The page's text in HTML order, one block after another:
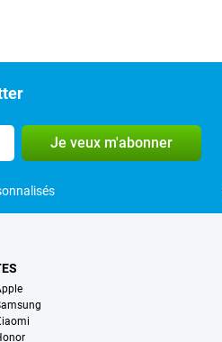
Je veux m'abonner